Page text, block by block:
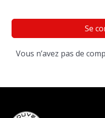
Se
Vous n’avez pas de